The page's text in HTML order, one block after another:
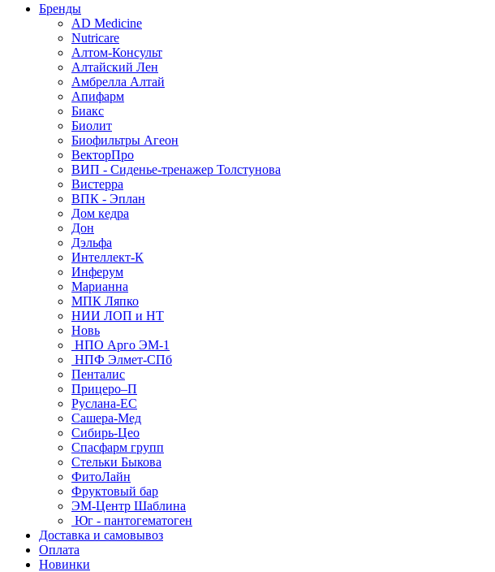
Бренды
AD Medicine
Nutricare
Алтом-Консульт
Алтайский Лен
Амбрелла Алтай
Апифарм
Биакс
Биолит
Биофильтры Агеон
ВекторПро
ВИП - Сиденье-тренажер Толстунова
Вистерра
ВПК - Эплан
Дом кедра
Дон
Дэльфа
Интеллект-К
Инферум
Марианна
МПК Ляпко
НИИ ЛОП и НТ
Новь
НПО Арго ЭМ-1
НПФ Элмет-СПб
Пенталис
Прицеро–П
Руслана-ЕС
Сашера-Мед
Сибирь-Цео
Спасфарм групп
Стельки Быкова
ФитоЛайн
Фруктовый бар
ЭМ-Центр Шаблина
Юг - пантогематоген
Доставка и самовывоз
Оплата
Новинки